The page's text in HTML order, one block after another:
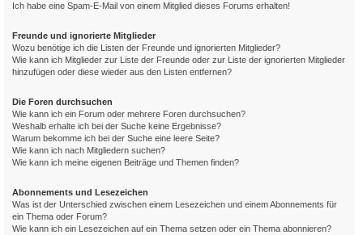
Ich habe eine Spam-E-Mail von einem Mitglied dieses Forums erhalten!
Freunde und ignorierte Mitglieder
Wozu benötige ich die Listen der Freunde und ignorierten Mitglieder?
Wie kann ich Mitglieder zur Liste der Freunde oder zur Liste der ignorierten Mitglieder
hinzufügen oder diese wieder aus den Listen entfernen?
Die Foren durchsuchen
Wie kann ich ein Forum oder mehrere Foren durchsuchen?
Weshalb erhalte ich bei der Suche keine Ergebnisse?
Warum bekomme ich bei der Suche eine leere Seite?
Wie kann ich nach Mitgliedern suchen?
Wie kann ich meine eigenen Beiträge und Themen finden?
Abonnements und Lesezeichen
Was ist der Unterschied zwischen einem Lesezeichen und einem Abonnements für
ein Thema oder Forum?
Wie kann ich ein Lesezeichen auf ein Thema setzen oder ein Thema abonnieren?